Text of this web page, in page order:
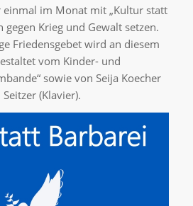
im Monat mit „Kultur statt
gegen Krieg und Gewalt setzen.
Friedensgebet wird an diesem
vom Kinder- und
sowie von Seija Koecher
(Klavier).